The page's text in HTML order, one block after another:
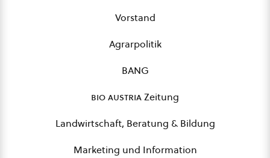
Vorstand
Agrarpolitik
BANG
bio austriaZeitung
Landwirtschaft, Beratung & Bildung
Marketing und Information